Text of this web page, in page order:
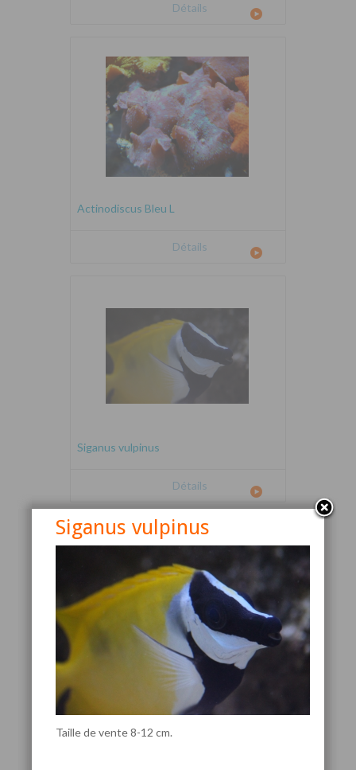
Détails
Actinodiscus Bleu L
Détails
Siganus vulpinus
Détails
Canthigaster valentini
Siganus vulpinus
Taille de vente 8-12 cm.